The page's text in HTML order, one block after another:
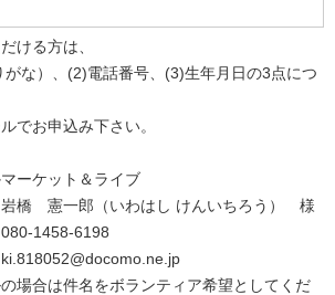
ける方は、
がな）、(2)電話番号、(3)生年月日の3点につ
でお申込み下さい。
ーケット＆ライブ
郎（いわはし けんいちろう） 様
6198
件名をボランティア希望としてくだ